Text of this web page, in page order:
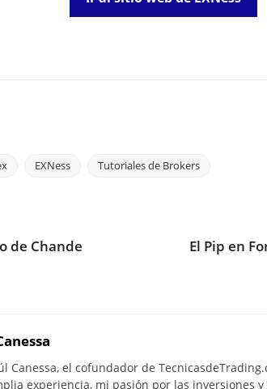
EXNess Tutoriales de Brokers
de Chande
El Pip en
Canessa, el cofundador de
experiencia, mi pasión por las inversiones